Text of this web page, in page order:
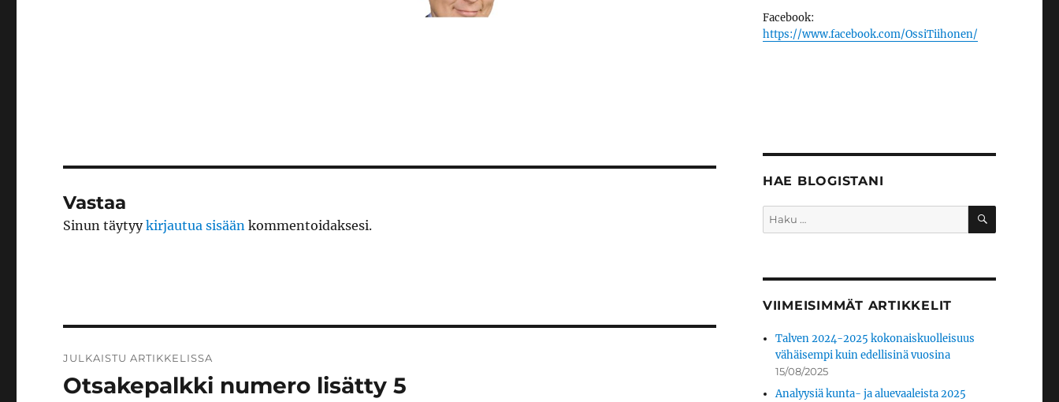
Vastaa
Sinun täytyykirjautua sisään kommentoidaksesi.
selaus
JULKAISTU ARTIKKELISSA
Otsakepalkki numero lisätty 5
Facebook:
https://www.facebook.com/OssiTiihonen/
HAE BLOGISTANI
Etsi: HAKU
VIIMEISIMMÄT ARTIKKELIT
Talven 2024-2025 kokonaiskuolleisuus
vähäisempi kuin edellisinä vuosina
15/08/2025
Analyysiä kunta- ja aluevaaleista 2025